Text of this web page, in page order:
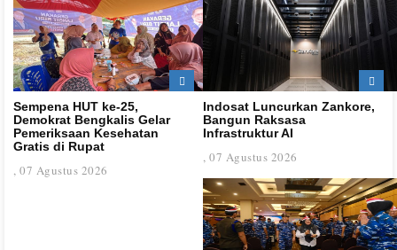
Sempena HUT ke-25,
Demokrat Bengkalis Gelar
Pemeriksaan Kesehatan
Gratis di Rupat
, 07 Agustus 2026
Indosat Luncurkan Zankore,
Bangun Raksasa
Infrastruktur AI
, 07 Agustus 2026